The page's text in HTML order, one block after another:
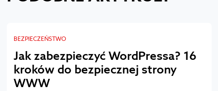
BEZPIECZEŃSTWO
Jak zabezpieczyć WordPressa? 16
kroków do bezpiecznej strony
WWW